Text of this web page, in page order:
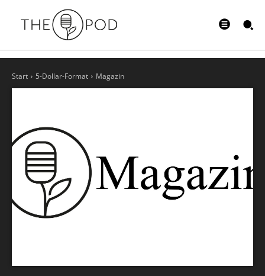
Start 5-Dollar-Format Magazin